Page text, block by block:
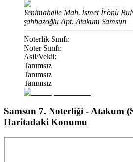
Yenimahalle Mah. İsmet İnönü
şahbazoğlu Apt. Atakum Samsun
Noterlik Sınıfı:
Noter Sınıfı:
Asil/Vekil:
Tanımsız
Tanımsız
Tanımsız
Samsun 7. Noterliği - Atakum
Haritadaki Konumu